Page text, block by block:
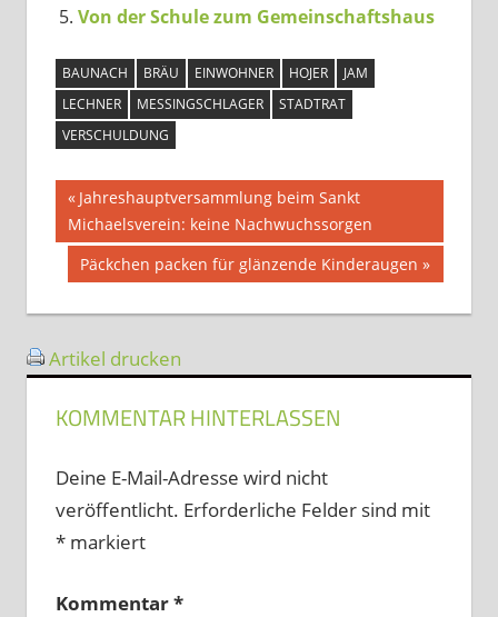
Von der Schule zum Gemeinschaftshaus
BAUNACH BRÄU EINWOHNER HOJER
JAM
LECHNER
MESSINGSCHLAGER
STADTRAT
VERSCHULDUNG
Beitragsnavigation
Vorheriger
Beitrag:
Jahreshauptversammlung beim Sankt
Michaelsverein: keine Nachwuchssorgen
Nächster
Beitrag:
Päckchen packen für glänzende Kinderaugen
Artikel drucken
KOMMENTAR HINTERLASSEN
Deine E-Mail-Adresse wird nicht
veröffentlicht. Erforderliche Felder sind mit
*markiert
Kommentar*